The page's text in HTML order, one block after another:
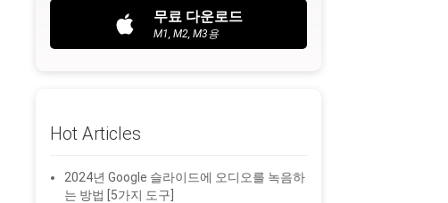
무료 다운로드
M1, M2, M3용
Hot Articles
2024년 Google 슬라이드에 오디오를 녹음하
는 방법 [5가지 도구]